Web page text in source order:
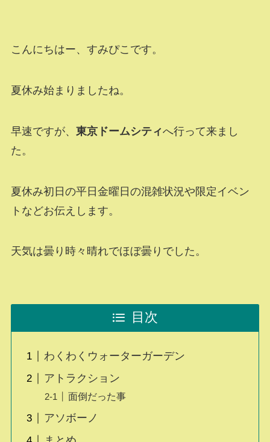
こんにちはー、すみぴこです。
夏休み始まりましたね。
早速ですが、 東京ドームシティへ行って来まし
た。
夏休み初日の平日金曜日の混雑状況や限定イベン
トなどお伝えします。
天気は曇り時々晴れでほぼ曇りでした。
目次
わくわくウォーターガーデン
アトラクション
面倒だった事
アソボーノ